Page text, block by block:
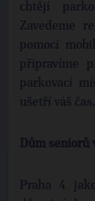
chtějí
Zavedeme
pomocí
připravíme
parkovací
ušetří váš čas.
Dům seniorů
Praha 4